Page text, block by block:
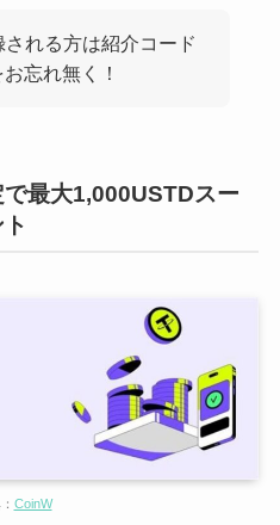
れる方は紹介コード
忘れ無く！
最大1,000USTDスー
CoinW